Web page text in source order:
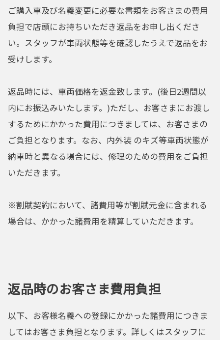
ご購入車及び名義変更に必要な書類をお客さまの費用
負担で店頭にお持ちいただき返品をお申し出くださ
い。スタッフが車両状態等を確認したうえで返品をお
受けします。
返品時には、車両価格を返金致します。(後日2週間以
内にお振込みいたします。)ただし、お客さまにお渡し
するためにかかった費用につきましては、お客さまの
ご負担となります。なお、内外装 のキズ等車両状態が
納車時と異なる場合には、修理のための費用をご負担
いただきます。
※割賦契約において、諸費用等が割賦元金に含まれる
場合は、かかった諸費用を精算していただきます。
返品時のお客さま費用負担
以下、お客様名義への登録にかかった諸費用につきま
してはお客さま負担となります。詳しくはスタッフに